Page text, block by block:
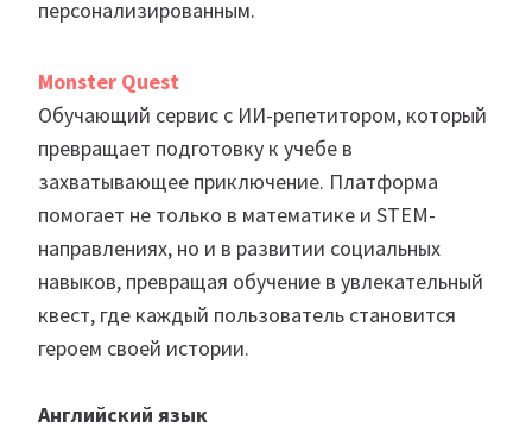
персонализированным.
Monster Quest
Обучающий сервис с ИИ-репетитором, который
превращает подготовку к учебе в
захватывающее приключение. Платформа
помогает не только в математике и STEM-
направлениях, но и в развитии социальных
навыков, превращая обучение в увлекательный
квест, где каждый пользователь становится
героем своей истории.
Английский язык